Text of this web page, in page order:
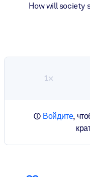
How will society
1×
Войдите,